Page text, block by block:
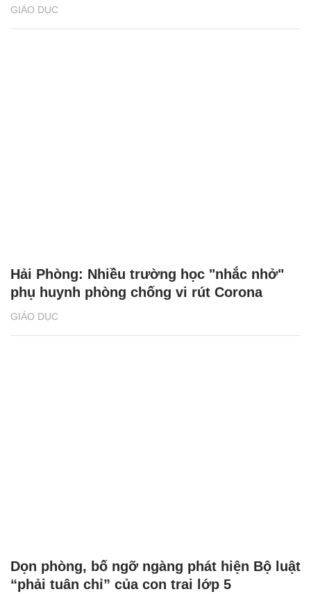
GIÁO DỤC
GIÁO DỤC
Hải Phòng: Nhiều trường học "nhắc nhở"
phụ huynh phòng chống vi rút Corona
Dọn phòng, bố ngỡ ngàng phát hiện Bộ luật
“phải tuân chỉ” của con trai lớp 5